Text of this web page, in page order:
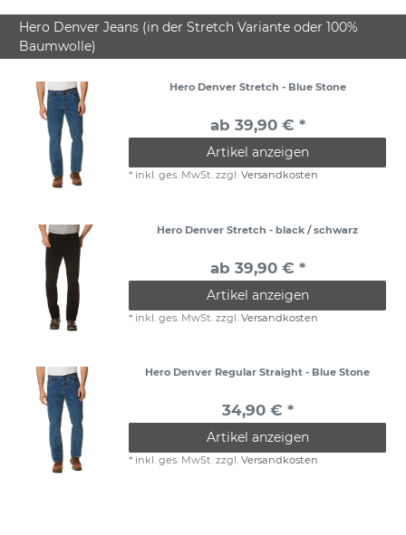
Hero Denver Jeans (in der Stretch Variante oder 100%
Baumwolle)
Hero Denver Stretch - Blue Stone
ab 39,90 € *
Artikel anzeigen
* inkl. ges. MwSt. zzgl.Versandkosten
Hero Denver Stretch - black / schwarz
ab 39,90 € *
Artikel anzeigen
* inkl. ges. MwSt. zzgl.Versandkosten
Hero Denver Regular Straight - Blue Stone
34,90 € *
Artikel anzeigen
* inkl. ges. MwSt. zzgl.Versandkosten